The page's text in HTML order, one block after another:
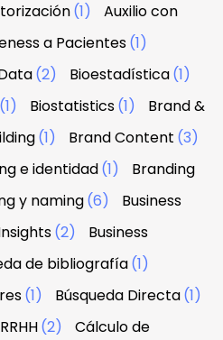
(1)
Auxilio con
a Pacientes(1)
(2) Bioestadística(1)
(1) Biostatistics(1)
Brand &
(1) Brand Content (3)
e identidad(1)
Branding
y naming(6)
Business
(2)
Business
de bibliografía(1)
(1) Búsqueda Directa(1)
(2)
Cálculo de